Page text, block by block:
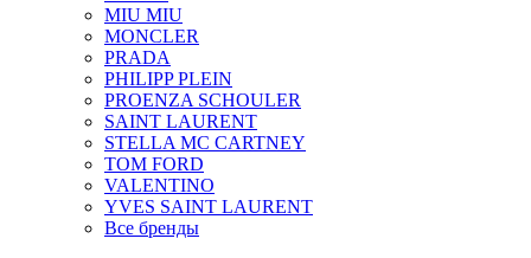
MIU MIU
MONCLER
PRADA
PHILIPP PLEIN
PROENZA SCHOULER
SAINT LAURENT
STELLA MC CARTNEY
TOM FORD
VALENTINO
YVES SAINT LAURENT
Все бренды